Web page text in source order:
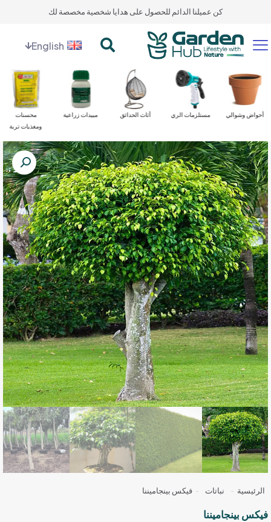
كن عميلنا الدائم للحصول على هدايا شخصية مخصصة لك
English
محسنات
ومغذيات تربة
مبيدات زراعية أثاث الحدائق مستلزمات الري أحواض وشوالي
الرئيسية - نباتات - فيكس بينجاميننا
فيكس بينجاميننا